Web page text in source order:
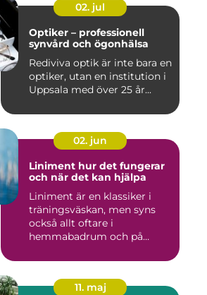
02. jul
Optiker – professionell
synvård och ögonhälsa
Rediviva optik är inte bara en
optiker, utan en institution i
Uppsala med över 25 år...
02. jun
Liniment hur det fungerar
och när det kan hjälpa
Liniment är en klassiker i
träningsväskan, men syns
också allt oftare i
hemmabadrum och på
11. maj